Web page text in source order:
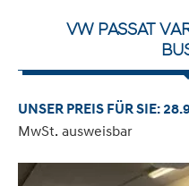
VW PASSAT
UNSER PREIS FÜR SIE:
MwSt. ausweisbar